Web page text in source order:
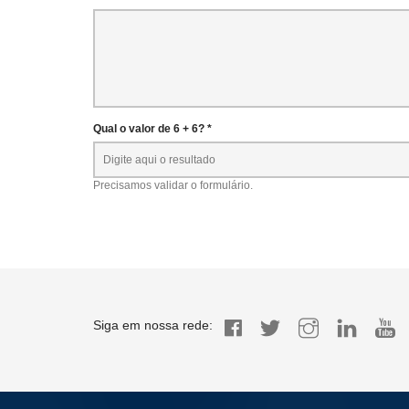
Qual o valor de 6 + 6? *
Precisamos validar o formulário.
Siga em nossa rede: